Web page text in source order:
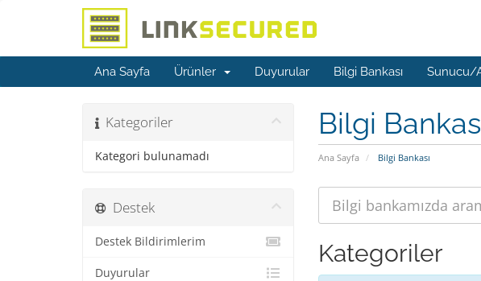
Ana Sayfa Ürünler Duyurular Bilgi Bankası Sunucu/
Bilgi
Ana Sayfa Bilgi Bankası
Kategoriler
Kategori bulunamadı
Kategoriler
Destek
Destek Bildirimlerim
Duyurular